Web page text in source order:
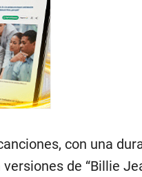
con una
de “Billie